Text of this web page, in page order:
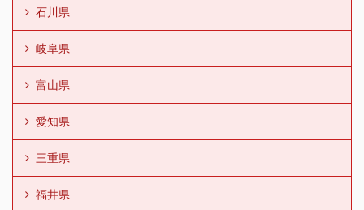
石川県
岐阜県
富山県
愛知県
三重県
福井県